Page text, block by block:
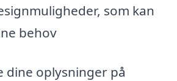
som kan
behov
dine oplysninger på